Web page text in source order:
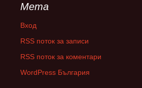
Мета
Вход
RSS поток за записи
RSS поток за коментари
WordPress България